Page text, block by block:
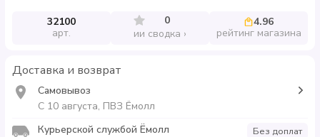
32100
арт.
0
ии сводка
4.96
рейтинг магазина
Доставка и возврат
Самовывоз
С 10 августа, ПВЗ Ёмолл
Курьерской службой Ёмолл
Без доплат